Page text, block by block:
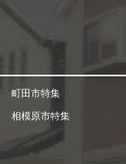
町田市特集
相模原市特集